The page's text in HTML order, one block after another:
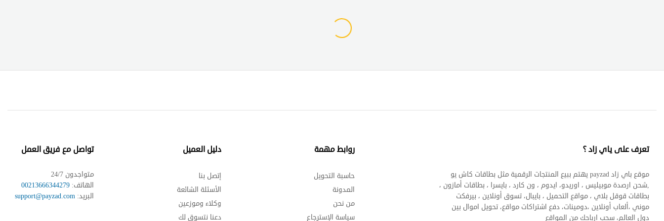
تعرف على ياي زاد ؟
موقع باي زاد payzad يهتم ببيع المنتجات الرقمية مثل بطاقات كاش يو
,شحن ارصدة موبيليس ، اوريدو، ايدوم ، ون كارد ، بايسرا ، بطاقات أمازون ،
بطاقات قوقل بلاي ، مواقع التحميل ، بايبال، تسوق أونلاين ، بيرفكت
موني ،ألعاب أونلاين ،دومينات، دفع اشتراكات مواقع، تحويل اموال بين
دول العالم، سحب ارباحك من المواقع
روابط مهمة
حاسبة التحويل
المدونة
من نحن
سياسة الإسترجاع
دليل العميل
إتصل بنا
الأسئلة الشائعة
وكلاء وموزعين
دعنا نتسوق لك
تواصل مع فريق العمل
متواجدون 24/7
الهاتف: 00213666344279
البريد: support@payzad.com